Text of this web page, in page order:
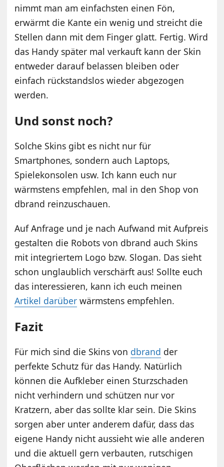
nimmt man am einfachsten einen Fön,
erwärmt die Kante ein wenig und streicht die
Stellen dann mit dem Finger glatt. Fertig. Wird
das Handy später mal verkauft kann der Skin
entweder darauf belassen bleiben oder
einfach rückstandslos wieder abgezogen
werden.
Und sonst noch?
Solche Skins gibt es nicht nur für
Smartphones, sondern auch Laptops,
Spielekonsolen usw. Ich kann euch nur
wärmstens empfehlen, mal in den Shop von
dbrand reinzuschauen.
Auf Anfrage und je nach Aufwand mit Aufpreis
gestalten die Robots von dbrand auch Skins
mit integriertem Logo bzw. Slogan. Das sieht
schon unglaublich verschärft aus! Sollte euch
das interessieren, kann ich euch meinen
Artikel darüber wärmstens empfehlen.
Fazit
Für mich sind die Skins von dbrand der
perfekte Schutz für das Handy. Natürlich
können die Aufkleber einen Sturzschaden
nicht verhindern und schützen nur vor
Kratzern, aber das sollte klar sein. Die Skins
sorgen aber unter anderem dafür, dass das
eigene Handy nicht aussieht wie alle anderen
und die aktuell gern verbauten, rutschigen